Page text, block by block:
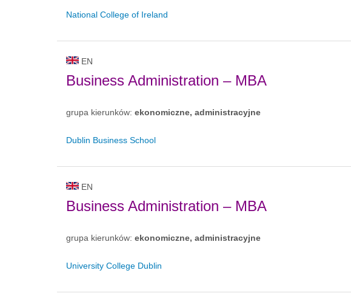
National College of Ireland
EN
Business Administration – MBA
grupa kierunków: ekonomiczne, administracyjne
Dublin Business School
EN
Business Administration – MBA
grupa kierunków: ekonomiczne, administracyjne
University College Dublin